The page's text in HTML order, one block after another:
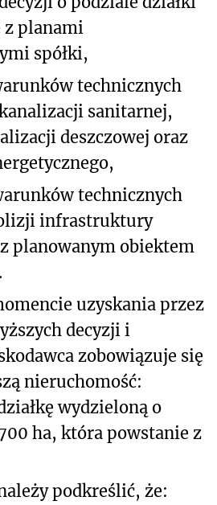
z planami
spółki,
technicznych
sanitarnej,
deszczowej oraz
technicznych
infrastruktury
planowanym obiektem
uzyskania przez
decyzji i
zobowiązuje się
nieruchomość:
wydzieloną o
ha, która powstanie z
podkreślić, że: